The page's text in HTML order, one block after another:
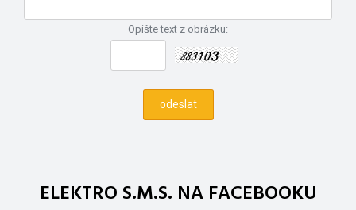
Opište text z obrázku:
ELEKTRO S.M.S. NA FACEBOOKU